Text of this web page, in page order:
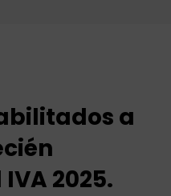
a
2025.